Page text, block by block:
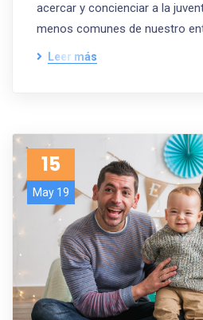
acercar y concienciar a la
menos comunes de nuestro
Leer más
15
May 19